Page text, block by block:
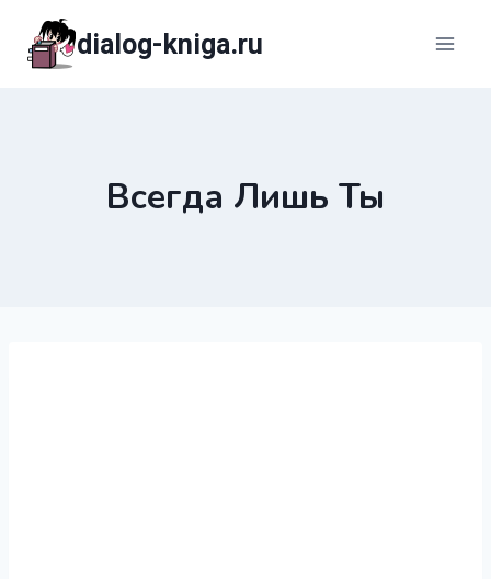
содержимому
dialog-kniga.ru
Всегда Лишь Ты